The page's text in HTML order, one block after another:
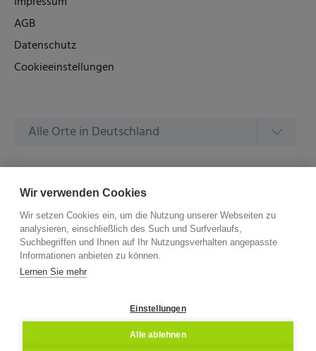
AGB
Datenschutz
Cookieeinstellungen
Alle Orte in Deutschland
Alle Amtsgerichte in Deutschland
©2026 –ZVG Termine.Alle Rechte Vorbehalten.
Wir verwenden Cookies
Wir setzen Cookies ein, um die Nutzung unserer Webseiten zu
analysieren, einschließlich des Such und Surfverlaufs,
Suchbegriffen und Ihnen auf Ihr Nutzungsverhalten angepasste
Informationen anbieten zu können.
Lernen Sie mehr
Einstellungen
Alle ablehnen